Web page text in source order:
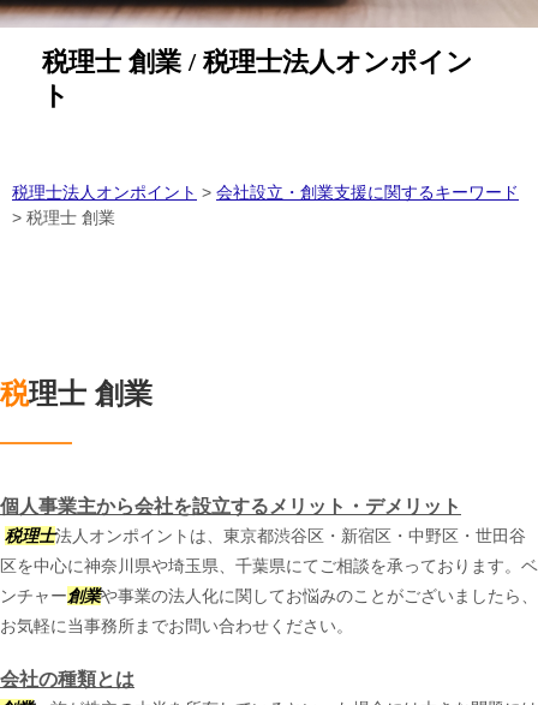
税理士 創業 / 税理士法人オンポイン
ト
税理士法人オンポイント > 会社設立・創業支援に関するキーワード
> 税理士 創業
税理士 創業
個人事業主から会社を設立するメリット・デメリット
税理士法人オンポイントは、東京都渋谷区・新宿区・中野区・世田谷
区を中心に神奈川県や埼玉県、千葉県にてご相談を承っております。ベ
ンチャー創業や事業の法人化に関してお悩みのことがございましたら、
お気軽に当事務所までお問い合わせください。
会社の種類とは